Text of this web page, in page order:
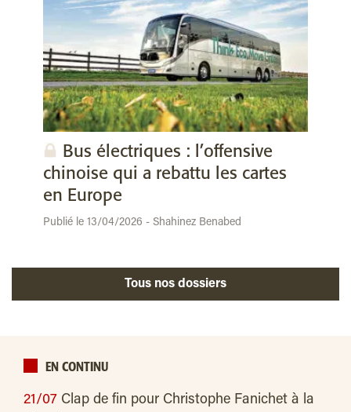
Bus électriques : l’offensive
chinoise qui a rebattu les cartes
en Europe
Publié le 13/04/2026 - Shahinez Benabed
Tous nos dossiers
EN CONTINU
21/07 Clap de fin pour Christophe Fanichet à la